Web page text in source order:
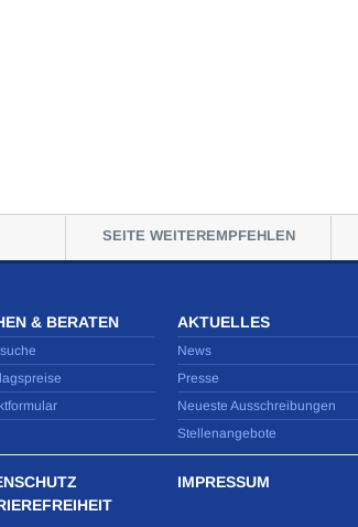
SEITE WEITEREMPFEHLEN
& BERATEN AKTUELLES
News
Presse
Neueste Ausschreibungen
Stellenangebote
IMPRESSUM